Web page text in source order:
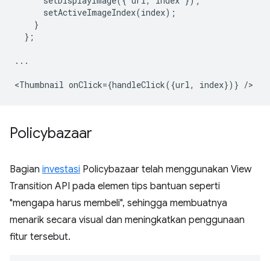
setActiveImageIndex(index);
}
};
...
<Thumbnail onClick={handleClick({url, index})} /
Policybazaar
Bagian investasi Policybazaar telah menggunakan View
Transition API pada elemen tips bantuan seperti
"mengapa harus membeli", sehingga membuatnya
menarik secara visual dan meningkatkan penggunaan
fitur tersebut.